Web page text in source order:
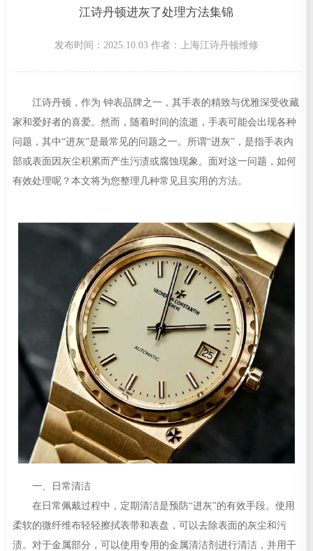
江诗丹顿进灰了处理方法集锦
发布时间：2025.10.03 作者：上海江诗丹顿维修
江诗丹顿，作为 钟表品牌之一，其手表的精致与优雅深受收藏
家和爱好者的喜爱。然而，随着时间的流逝，手表可能会出现各种
问题，其中“进灰”是最常见的问题之一。所谓“进灰”，是指手表内
部或表面因灰尘积累而产生污渍或腐蚀现象。面对这一问题，如何
有效处理呢？本文将为您整理几种常见且实用的方法。
一、日常清洁
在日常佩戴过程中，定期清洁是预防“进灰”的有效手段。使用
柔软的微纤维布轻轻擦拭表带和表盘，可以去除表面的灰尘和污
渍。对于金属部分，可以使用专用的金属清洁剂进行清洁，并用干